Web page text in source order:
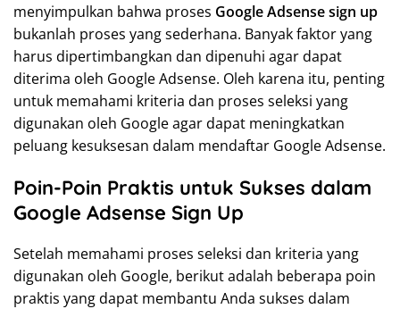
menyimpulkan bahwa proses Google Adsense sign up
bukanlah proses yang sederhana. Banyak faktor yang
harus dipertimbangkan dan dipenuhi agar dapat
diterima oleh Google Adsense. Oleh karena itu, penting
untuk memahami kriteria dan proses seleksi yang
digunakan oleh Google agar dapat meningkatkan
peluang kesuksesan dalam mendaftar Google Adsense.
Poin-Poin Praktis untuk Sukses dalam
Google Adsense Sign Up
Setelah memahami proses seleksi dan kriteria yang
digunakan oleh Google, berikut adalah beberapa poin
praktis yang dapat membantu Anda sukses dalam